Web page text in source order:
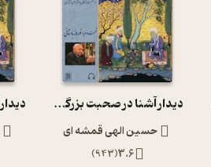
دیدار آشنا در صحبت بزرگان با دکتر الهی قمشه ای
حسین الهی قمشه ای
3.6
(
943
)